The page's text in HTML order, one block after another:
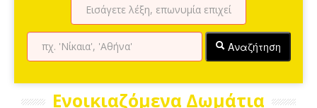
Αναζήτηση
Ενοικιαζόμενα Δωμάτια